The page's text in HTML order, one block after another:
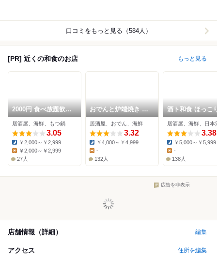
口コミをもっと見る（584人）
[PR] 近くの和食のお店 もっと見る
2000円 食べ放題飲み
放題 居酒屋 おすすめ
屋 名古屋駅店
居酒屋、海鮮、もつ鍋
3.05
Dinner:
￥2,000～￥2,999
Lunch:
￥2,000～￥2,999
27人
おでんと炉端焼き 大
人の隠れ家酒場 雅
居酒屋、おでん、海鮮
3.32
Dinner:
￥4,000～￥4,999
-
132人
酒ト和食 ほっこ
古屋広小路店
居酒屋、海鮮、日本
3.38
Dinner:
￥5,000～￥5,999
-
138人
広告を非表示
店舗情報（詳細） 編集
アクセス 住所を編集